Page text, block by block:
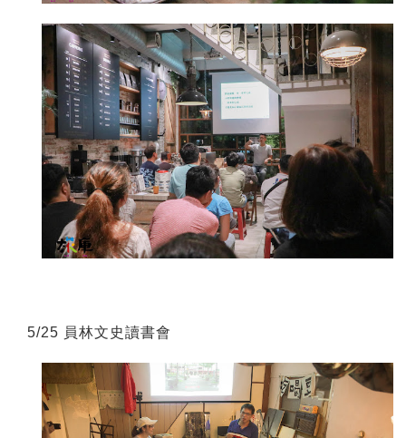
5/25 員林文史讀書會